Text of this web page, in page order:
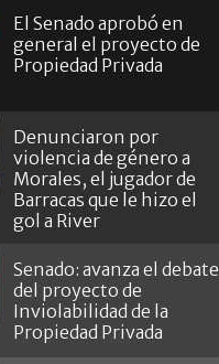
El Senado aprobó en
general el proyecto de
Propiedad Privada
Denunciaron por
violencia de género a
Morales, el jugador de
Barracas que le hizo el
gol a River
Senado: avanza el debate
del proyecto de
Inviolabilidad de la
Propiedad Privada